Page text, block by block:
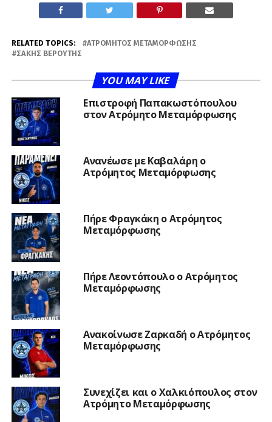
RELATED TOPICS:
ΑΤΡΌΜΗΤΟΣ ΜΕΤΑΜΌΡΦΩΣΗΣ
ΣΆΚΗΣ ΒΕΡΟΎΤΗΣ
YOU MAY LIKE
Επιστροφή Παπακωστόπουλου
στον Ατρόμητο Μεταμόρφωσης
Ανανέωσε με Καβαλάρη ο
Ατρόμητος Μεταμόρφωσης
Πήρε Φραγκάκη ο Ατρόμητος
Μεταμόρφωσης
Πήρε Λεοντόπουλο ο Ατρόμητος
Μεταμόρφωσης
Ανακοίνωσε Ζαρκαδή ο Ατρόμητος
Μεταμόρφωσης
Συνεχίζει και ο Χαλκιόπουλος στον
Ατρόμητο Μεταμόρφωσης